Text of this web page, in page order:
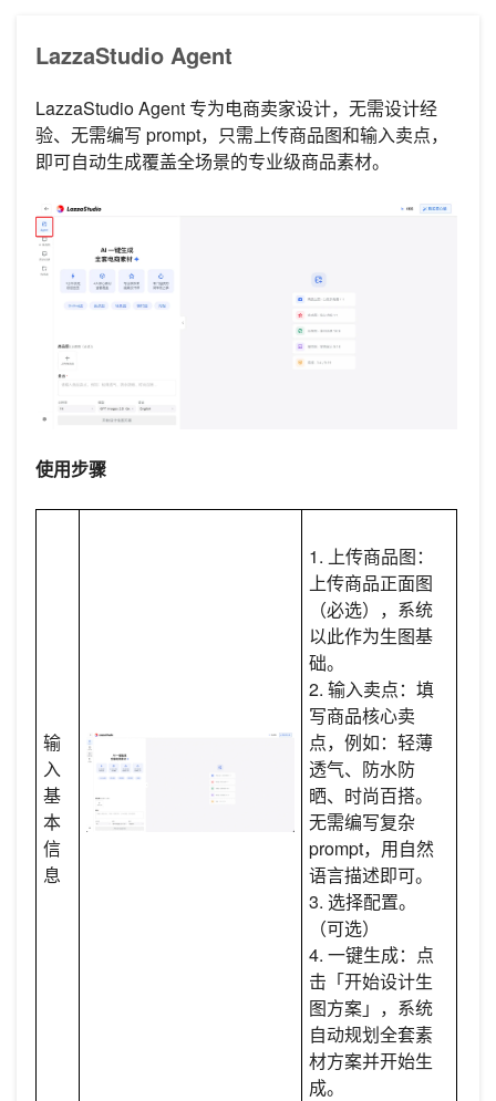
LazzaStudio Agent
LazzaStudio Agent 专为电商卖家设计，无需设计经
验、无需编写 prompt，只需上传商品图和输入卖点，
即可自动生成覆盖全场景的专业级商品素材。
使用步骤
输
入
基
本
信
息
1. 上传商品图：
上传商品正面图
（必选），系统
以此作为生图基
础。
2. 输入卖点：填
写商品核心卖
点，例如：轻薄
透气、防水防
晒、时尚百搭。
无需编写复杂
prompt，用自然
语言描述即可。
3. 选择配置。
（可选）
4. 一键生成：点
击「开始设计生
图方案」，系统
自动规划全套素
材方案并开始生
成。